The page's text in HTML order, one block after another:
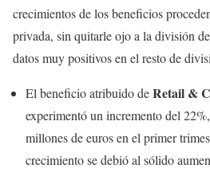
crecimientos de los beneficios
privada, sin quitarle ojo a la división
datos muy positivos en el resto de
El beneficio atribuido deRetail &
experimentó un incremento del
millones de euros en el primer
crecimiento se debió al sólido